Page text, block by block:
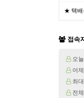
★ 택배
접속
오늘
어제
최대
전체